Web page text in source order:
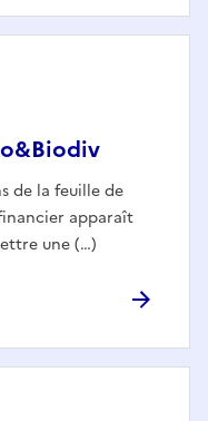
de la feuille de
apparaît
une (…)